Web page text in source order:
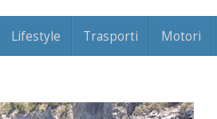
Lifestyle Trasporti Motori